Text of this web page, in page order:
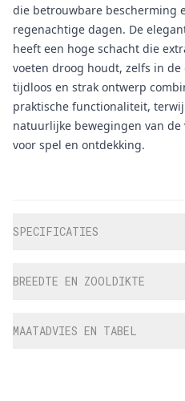
die betrouwbare bescherming
regenachtige dagen. De
heeft een hoge schacht die
voeten droog houdt, zelfs in
tijdloos en strak ontwerp
praktische functionaliteit,
natuurlijke bewegingen van
voor spel en ontdekking.
SPECIFICATIES
BREEDTE EN ZOOLDIKTE
MAATADVIES EN TABEL